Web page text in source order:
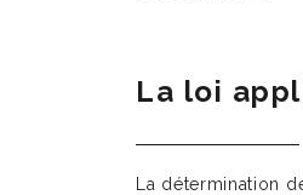
La loi
La détermination